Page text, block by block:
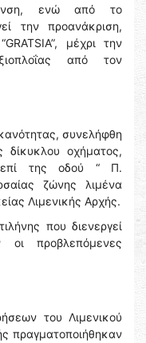
ενώ από το
την προανάκριση,
μέχρι την
από τον
συνελήφθη
οχήματος,
επί της οδού “ Π.
ζώνης λιμένα
Λιμενικής Αρχής.
που διενεργεί
οι προβλεπόμενες
του Λιμενικού
πραγματοποιήθηκαν